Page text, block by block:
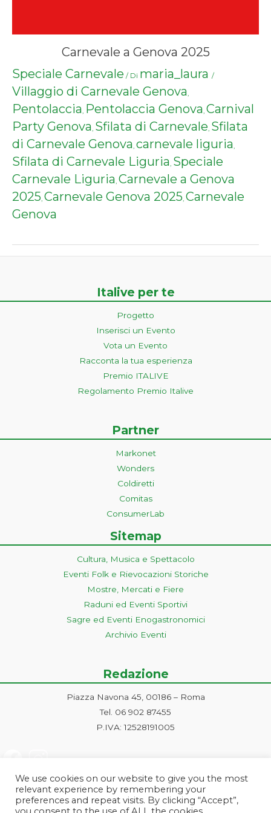
Carnevale a Genova 2025
Speciale Carnevale / Di maria_laura /
Villaggio di Carnevale Genova,
Pentolaccia, Pentolaccia Genova, Carnival
Party Genova, Sfilata di Carnevale, Sfilata
di Carnevale Genova, carnevale liguria,
Sfilata di Carnevale Liguria, Speciale
Carnevale Liguria, Carnevale a Genova
2025, Carnevale Genova 2025, Carnevale
Genova
Italive per te
Progetto
Inserisci un Evento
Vota un Evento
Racconta la tua esperienza
Premio ITALIVE
Regolamento Premio Italive
Partner
Markonet
Wonders
Coldiretti
Comitas
ConsumerLab
Sitemap
Cultura, Musica e Spettacolo
Eventi Folk e Rievocazioni Storiche
Mostre, Mercati e Fiere
Raduni ed Eventi Sportivi
Sagre ed Eventi Enogastronomici
Archivio Eventi
Redazione
Piazza Navona 45, 00186 – Roma
Tel. 06 902 87455
P.IVA: 12528191005
We use cookies on our website to give you the most
relevant experience by remembering your
preferences and repeat visits. By clicking “Accept”,